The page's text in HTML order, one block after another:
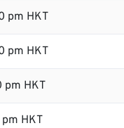
pm HKT
pm HKT
pm HKT
pm HKT